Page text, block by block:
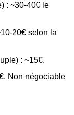
: ~30-40€ le
20€ selon la
: ~15€.
Non négociable